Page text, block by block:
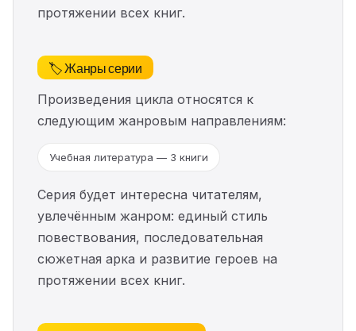
протяжении всех книг.
🏷️ Жанры серии
Произведения цикла относятся к
следующим жанровым направлениям:
Учебная литература — 3 книги
Серия будет интересна читателям,
увлечённым жанром: единый стиль
повествования, последовательная
сюжетная арка и развитие героев на
протяжении всех книг.